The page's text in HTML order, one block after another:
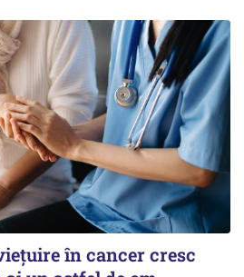
în cancer cresc